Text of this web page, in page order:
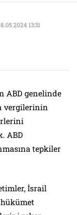
13:31
ABD genelinde
vergilerinin
ABD
tepkiler
İsrail